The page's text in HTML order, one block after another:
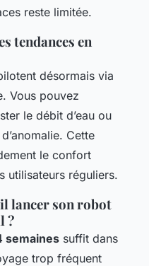
reste limitée.
tendances en
désormais via
Vous pouvez
le débit d’eau ou
Cette
le confort
utilisateurs réguliers.
lancer son robot
?
semaines suffit dans
trop fréquent